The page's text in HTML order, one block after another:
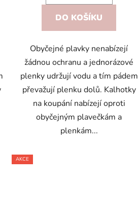
DO KOŠÍKU
Obyčejné plavky nenabízejí
žádnou ochranu a jednorázové
plenky udržují vodu a tím pádem
převažují plenku dolů. Kalhotky
na koupání nabízejí oproti
obyčejným plavečkám a
plenkám...
AKCE